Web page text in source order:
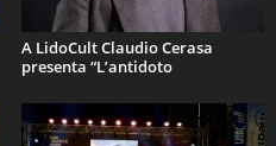
A LidoCult Claudio Cerasa
presenta “L’antidoto